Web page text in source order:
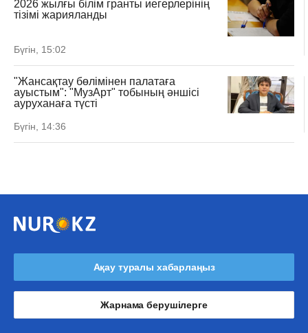
2026 жылғы білім гранты иегерлерінің
тізімі жарияланды
Бүгін, 15:02
"Жансақтау бөлімінен палатаға
ауыстым": "МузАрт" тобының әншісі
ауруханаға түсті
Бүгін, 14:36
Ақау туралы хабарлаңыз
Жарнама берушілерге